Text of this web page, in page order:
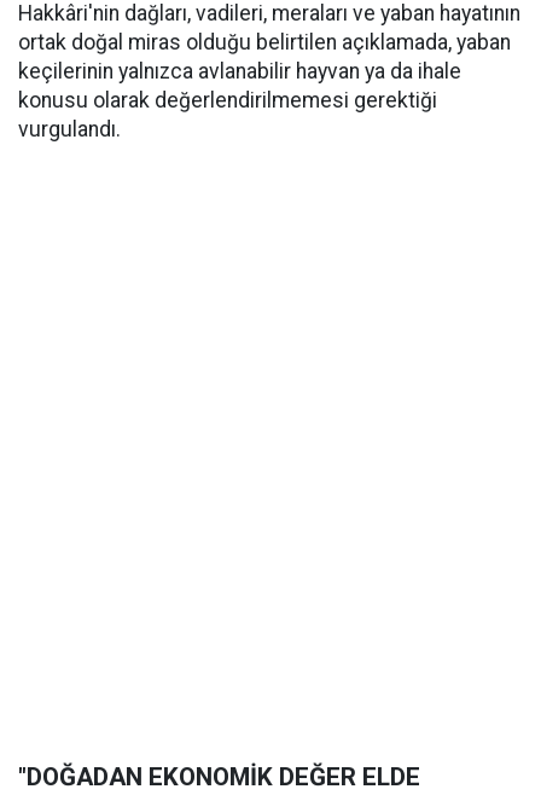
Hakkâri'nin dağları, vadileri, meraları ve yaban hayatının
ortak doğal miras olduğu belirtilen açıklamada, yaban
keçilerinin yalnızca avlanabilir hayvan ya da ihale
konusu olarak değerlendirilmemesi gerektiği
vurgulandı.
"DOĞADAN EKONOMİK DEĞER ELDE